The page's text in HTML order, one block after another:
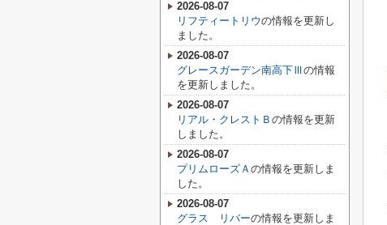
2026-08-07
リフティートリウの情報を更新し
ました。
2026-08-07
グレースガーデン南高下Ⅲの情報
を更新しました。
2026-08-07
リアル・クレストＢ の情報を更新
しました。
2026-08-07
プリムローズＡ の情報を更新しま
した。
2026-08-07
グラス リバーの情報を更新しま